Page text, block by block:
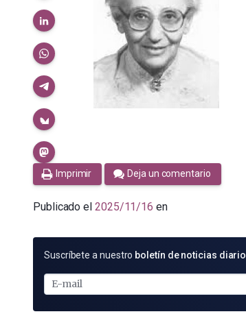
Imprimir Deja un comentario
Publicado el 2025/11/16 en
SUSCRÍBETE
E-
MAIL
Suscríbete a nuestro boletín de noticias diario